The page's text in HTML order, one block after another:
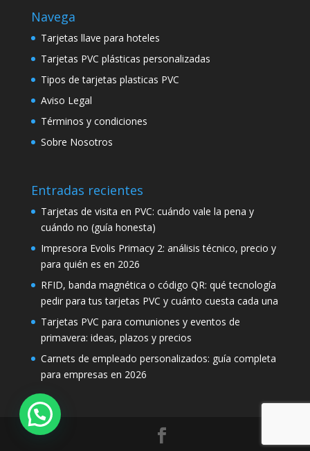
Navega
Tarjetas llave para hoteles
Tarjetas PVC plásticas personalizadas
Tipos de tarjetas plasticas PVC
Aviso Legal
Términos y condiciones
Sobre Nosotros
Entradas recientes
Tarjetas de visita en PVC: cuándo vale la pena y
cuándo no (guía honesta)
Impresora Evolis Primacy 2: análisis técnico, precio y
para quién es en 2026
RFID, banda magnética o código QR: qué tecnología
pedir para tus tarjetas PVC y cuánto cuesta cada una
Tarjetas PVC para comuniones y eventos de
primavera: ideas, plazos y precios
Carnets de empleado personalizados: guía completa
para empresas en 2026